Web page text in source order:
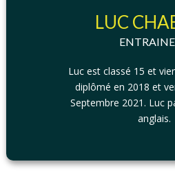
LUC
Luc est classé 15 et
diplômé en 2018 et
Septembre 2021. Luc
anglais.